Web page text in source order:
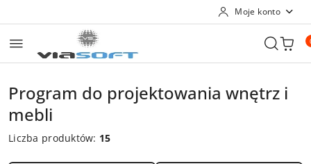
Moje konto
Program do projektowania wnętrz i
mebli
Liczba produktów: 15